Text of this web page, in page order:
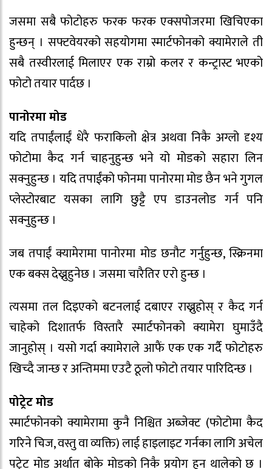
जसमा सबै फोटोहरु फरक फरक एक्सपोजरमा खिचिएका
हुन्छन् । सफ्टवेयरको सहयोगमा स्मार्टफोनको क्यामेराले ती
सबै तस्वीरलाई मिलाएर एक राम्रो कलर र कन्ट्रास्ट भएको
फोटो तयार पार्दछ ।
पानोरमा मोड
यदि तपाईंलाईं धेरै फराकिलो क्षेत्र अथवा निकै अग्लो दृश्य
फोटोमा कैद गर्न चाहनुहुन्छ भने यो मोडको सहारा लिन
सक्नुहुन्छ । यदि तपाईंको फोनमा पानोरमा मोड छैन भने गुगल
प्लेस्टोरबाट यसका लागि छुट्टै एप डाउनलोड गर्न पनि
सक्नुहुन्छ ।
जब तपाईं क्यामेरामा पानोरमा मोड छनौट गर्नुहुन्छ, स्क्रिनमा
एक बक्स देख्नुहुनेछ । जसमा चारैतिर एरो हुन्छ ।
त्यसमा तल दिइएको बटनलाई दबाएर राख्नुहोस् र कैद गर्न
चाहेको दिशातर्फ विस्तारै स्मार्टफोनको क्यामेरा घुमाउँदै
जानुहोस् । यसो गर्दा क्यामेराले आफैं एक एक गर्दै फोटोहरु
खिच्दै जान्छ र अन्तिममा एउटै ठूलो फोटो तयार पारिदिन्छ ।
पोट्रेट मोड
स्मार्टफोनको क्यामेरामा कुनै निश्चित अब्जेक्ट (फोटोमा कैद
गरिने चिज, वस्तु वा व्यक्ति) लाई हाइलाइट गर्नका लागि अचेल
पट्रेट मोड अर्थात बोके मोडको निकै प्रयोग हुन थालेको छ ।